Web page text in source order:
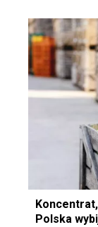
Koncentrat, przemysłowe, ekologiczne – czy
Polska